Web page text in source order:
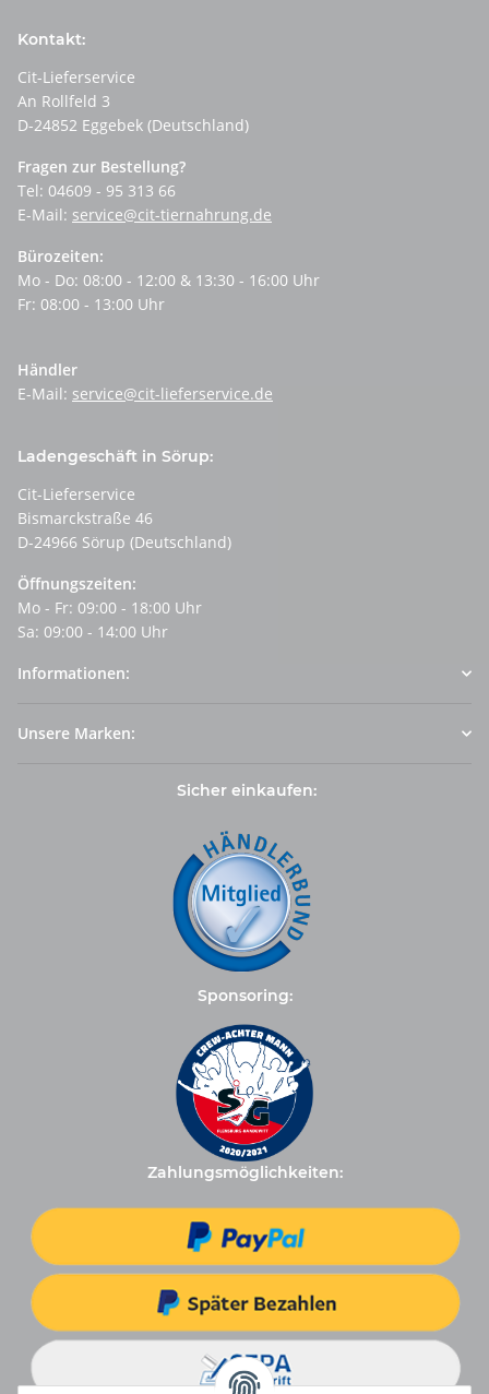
Kontakt:
Cit-Lieferservice
An Rollfeld 3
D-24852 Eggebek (Deutschland)
Fragen zur Bestellung?
Tel: 04609 - 95 313 66
E-Mail: service@cit-tiernahrung.de
Bürozeiten:
Mo - Do: 08:00 - 12:00 & 13:30 - 16:00 Uhr
Fr: 08:00 - 13:00 Uhr
Händler
E-Mail: service@cit-lieferservice.de
Ladengeschäft in Sörup:
Cit-Lieferservice
Bismarckstraße 46
D-24966 Sörup (Deutschland)
Öffnungszeiten:
Mo - Fr: 09:00 - 18:00 Uhr
Sa: 09:00 - 14:00 Uhr
Informationen:
Unsere Marken:
Sicher einkaufen:
Sponsoring:
Zahlungsmöglichkeiten: